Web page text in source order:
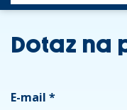
Dotaz na
E-mail *